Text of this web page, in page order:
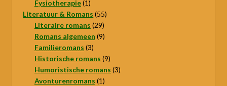
product
Fysiotherapie 11
product
Literatuur & Romans 5555
Literaire romans 2929
producten
Romans algemeen 99
Familieromans 33
producten
Historische romans 99
producten
Humoristische romans 33
Avonturenromans 11